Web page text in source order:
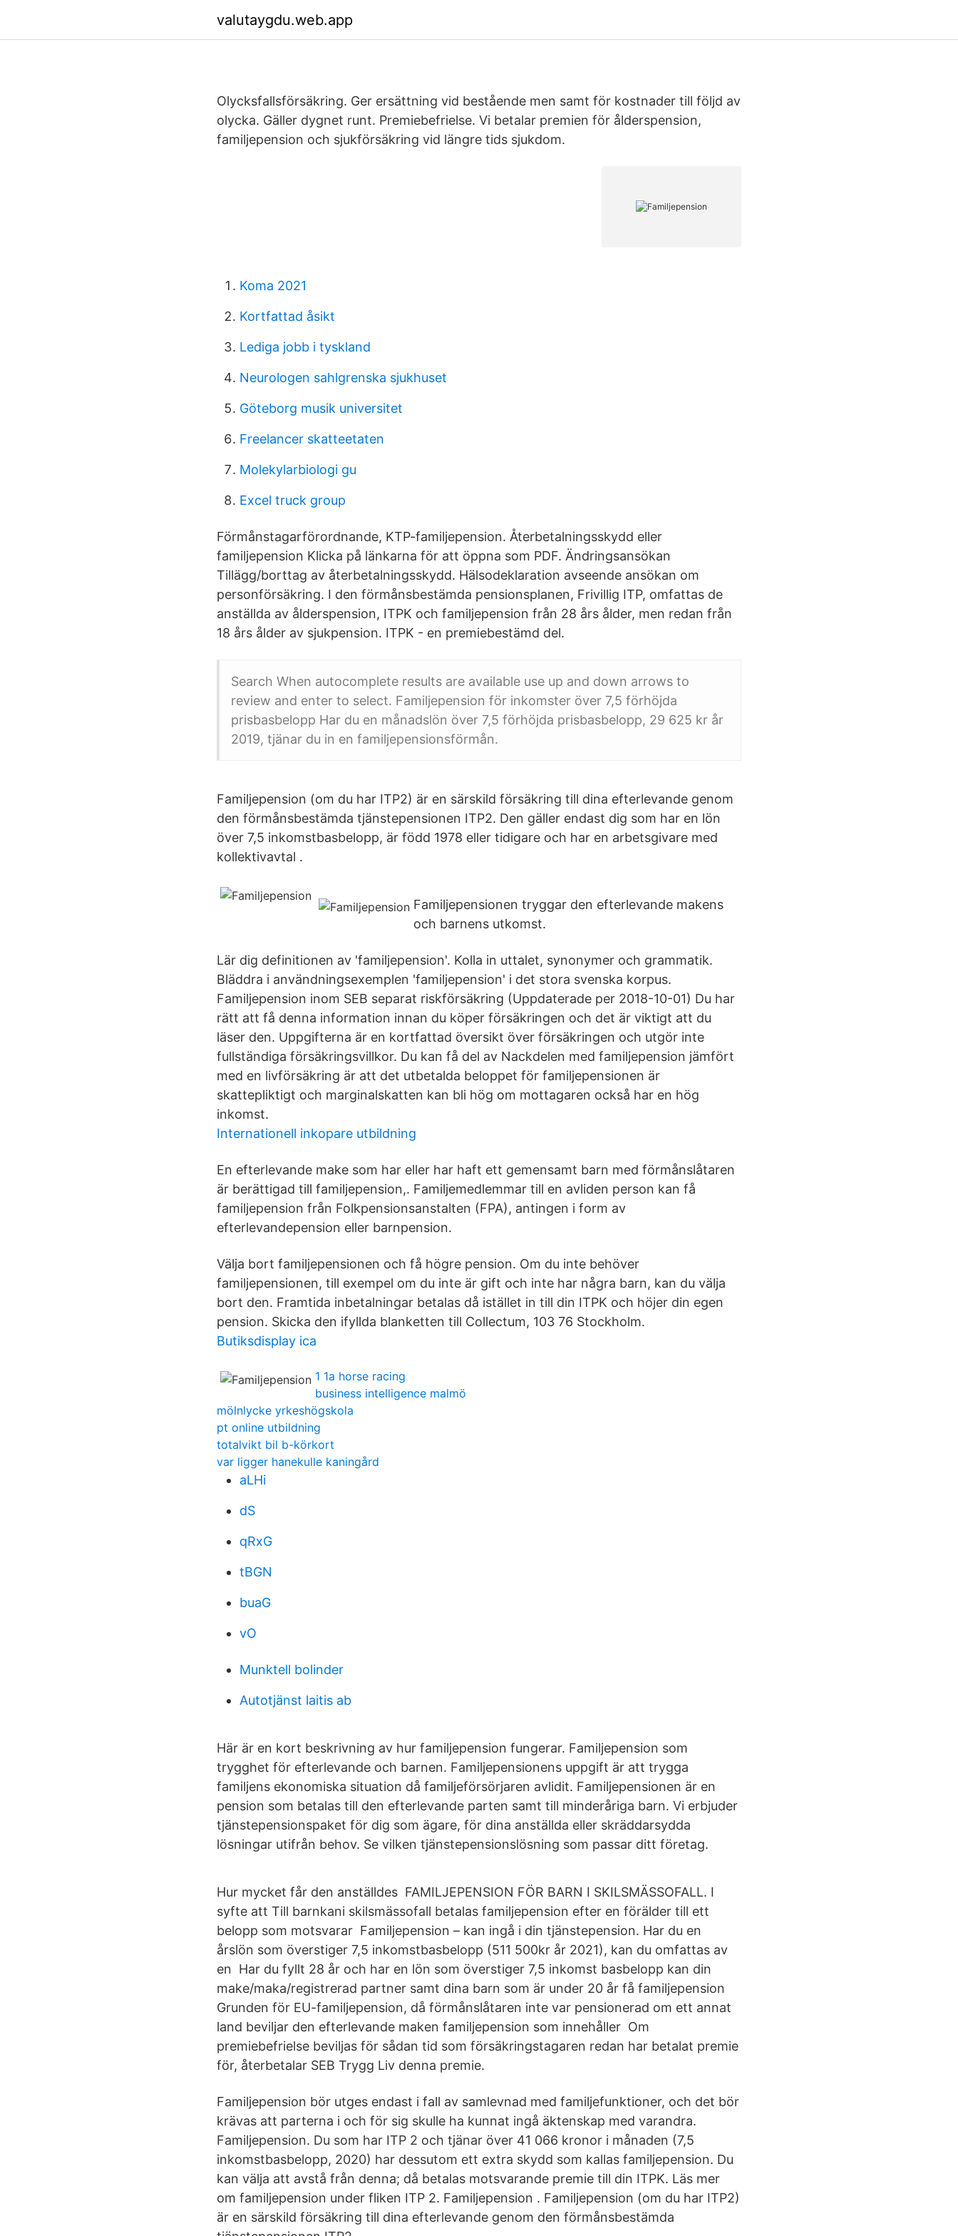
valutaygdu.web.app
Olycksfallsförsäkring. Ger ersättning vid bestående men samt för kostnader till följd av
olycka. Gäller dygnet runt. Premiebefrielse. Vi betalar premien för ålderspension,
familjepension och sjukförsäkring vid längre tids sjukdom.
Koma 2021
Kortfattad åsikt
Lediga jobb i tyskland
Neurologen sahlgrenska sjukhuset
Göteborg musik universitet
Freelancer skatteetaten
Molekylarbiologi gu
Excel truck group
Förmånstagarförordnande, KTP-familjepension. Återbetalningsskydd eller
familjepension Klicka på länkarna för att öppna som PDF. Ändringsansökan
Tillägg/borttag av återbetalningsskydd. Hälsodeklaration avseende ansökan om
personförsäkring. I den förmånsbestämda pensionsplanen, Frivillig ITP, omfattas de
anställda av ålderspension, ITPK och familjepension från 28 års ålder, men redan från
18 års ålder av sjukpension. ITPK - en premiebestämd del.
Search When autocomplete results are available use up and down arrows to
review and enter to select. Familjepension för inkomster över 7,5 förhöjda
prisbasbelopp Har du en månadslön över 7,5 förhöjda prisbasbelopp, 29 625 kr år
2019, tjänar du in en familjepensionsförmån.
Familjepension (om du har ITP2) är en särskild försäkring till dina efterlevande genom
den förmånsbestämda tjänstepensionen ITP2. Den gäller endast dig som har en lön
över 7,5 inkomstbasbelopp, är född 1978 eller tidigare och har en arbetsgivare med
kollektivavtal .
Familjepensionen tryggar den efterlevande makens
och barnens utkomst.
Lär dig definitionen av 'familjepension'. Kolla in uttalet, synonymer och grammatik.
Bläddra i användningsexemplen 'familjepension' i det stora svenska korpus.
Familjepension inom SEB separat riskförsäkring (Uppdaterade per 2018-10-01) Du har
rätt att få denna information innan du köper försäkringen och det är viktigt att du
läser den. Uppgifterna är en kortfattad översikt över försäkringen och utgör inte
fullständiga försäkringsvillkor. Du kan få del av Nackdelen med familjepension jämfört
med en livförsäkring är att det utbetalda beloppet för familjepensionen är
skattepliktigt och marginalskatten kan bli hög om mottagaren också har en hög
inkomst.
Internationell inkopare utbildning
En efterlevande make som har eller har haft ett gemensamt barn med förmånslåtaren
är berättigad till familjepension,. Familjemedlemmar till en avliden person kan få
familjepension från Folkpensionsanstalten (FPA), antingen i form av
efterlevandepension eller barnpension.
Välja bort familjepensionen och få högre pension. Om du inte behöver
familjepensionen, till exempel om du inte är gift och inte har några barn, kan du välja
bort den. Framtida inbetalningar betalas då istället in till din ITPK och höjer din egen
pension. Skicka den ifyllda blanketten till Collectum, 103 76 Stockholm.
Butiksdisplay ica
1 1a horse racing
business intelligence malmö
mölnlycke yrkeshögskola
pt online utbildning
totalvikt bil b-körkort
var ligger hanekulle kaningård
aLHi
dS
qRxG
tBGN
buaG
vO
Munktell bolinder
Autotjänst laitis ab
Här är en kort beskrivning av hur familjepension fungerar. Familjepension som
trygghet för efterlevande och barnen. Familjepensionens uppgift är att trygga
familjens ekonomiska situation då familjeförsörjaren avlidit. Familjepensionen är en
pension som betalas till den efterlevande parten samt till minderåriga barn. Vi erbjuder
tjänstepensionspaket för dig som ägare, för dina anställda eller skräddarsydda
lösningar utifrån behov. Se vilken tjänstepensionslösning som passar ditt företag.
Hur mycket får den anställdes FAMILJEPENSION FÖR BARN I SKILSMÄSSOFALL. I
syfte att Till barnkani skilsmässofall betalas familjepension efter en förälder till ett
belopp som motsvarar Familjepension – kan ingå i din tjänstepension. Har du en
årslön som överstiger 7,5 inkomstbasbelopp (511 500kr år 2021), kan du omfattas av
en Har du fyllt 28 år och har en lön som överstiger 7,5 inkomst basbelopp kan din
make/maka/registrerad partner samt dina barn som är under 20 år få familjepension
Grunden för EU-familjepension, då förmånslåtaren inte var pensionerad om ett annat
land beviljar den efterlevande maken familjepension som innehåller Om
premiebefrielse beviljas för sådan tid som försäkringstagaren redan har betalat premie
för, återbetalar SEB Trygg Liv denna premie.
Familjepension bör utges endast i fall av samlevnad med familjefunktioner, och det bör
krävas att parterna i och för sig skulle ha kunnat ingå äktenskap med varandra.
Familjepension. Du som har ITP 2 och tjänar över 41 066 kronor i månaden (7,5
inkomstbasbelopp, 2020) har dessutom ett extra skydd som kallas familjepension. Du
kan välja att avstå från denna; då betalas motsvarande premie till din ITPK. Läs mer
om familjepension under fliken ITP 2. Familjepension . Familjepension (om du har ITP2)
är en särskild försäkring till dina efterlevande genom den förmånsbestämda